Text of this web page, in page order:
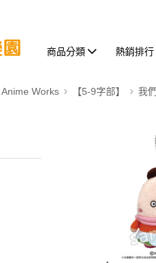
商品分類 熱銷排行
Works 【5-9字部】 我